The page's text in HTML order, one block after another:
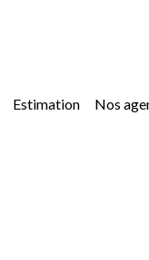
estimation nos